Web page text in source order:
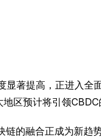
显著提高，正进入
区预计将引领
的融合正成为新趋